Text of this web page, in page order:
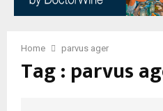
Home parvus ager
Tag : parvus